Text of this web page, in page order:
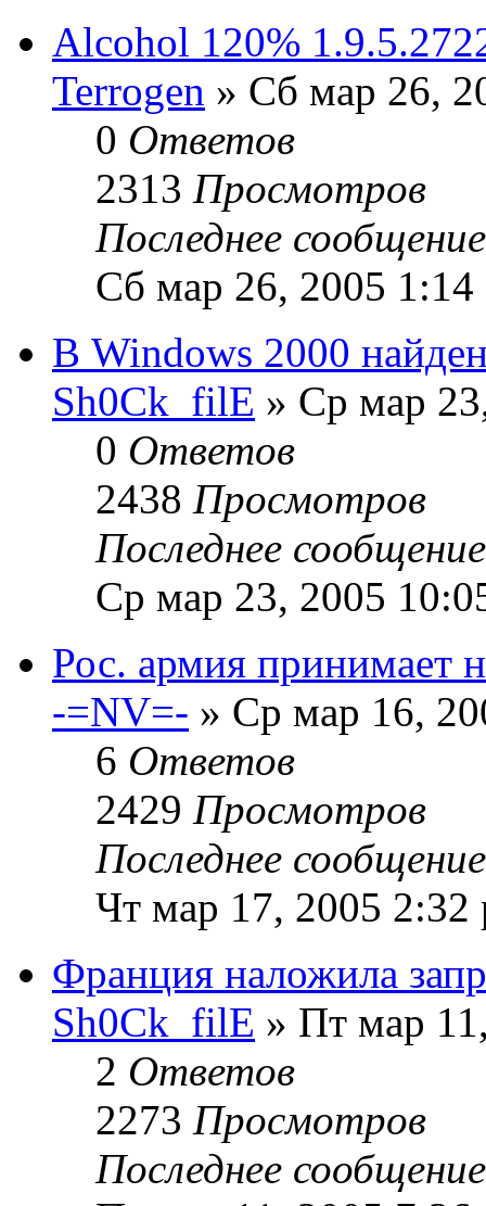
Alcohol 120%
Terrogen » Сб мар 26,
0 Ответов
2313 Просмотров
Последнее
Сб мар 26, 2005 1:14
В Windows 2000
Sh0Ck_filE » Ср мар
0 Ответов
2438 Просмотров
Последнее
Ср мар 23, 2005
Рос. армия принимает
-=NV=- » Ср мар 16,
6 Ответов
2429 Просмотров
Последнее
Чт мар 17, 2005 2:32
Франция наложила
Sh0Ck_filE » Пт мар
2 Ответов
2273 Просмотров
Последнее